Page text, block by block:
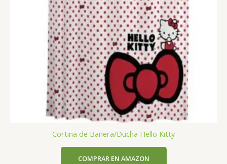
Cortina de Bañera/Ducha Hello Kitty
COMPRAR EN AMAZON